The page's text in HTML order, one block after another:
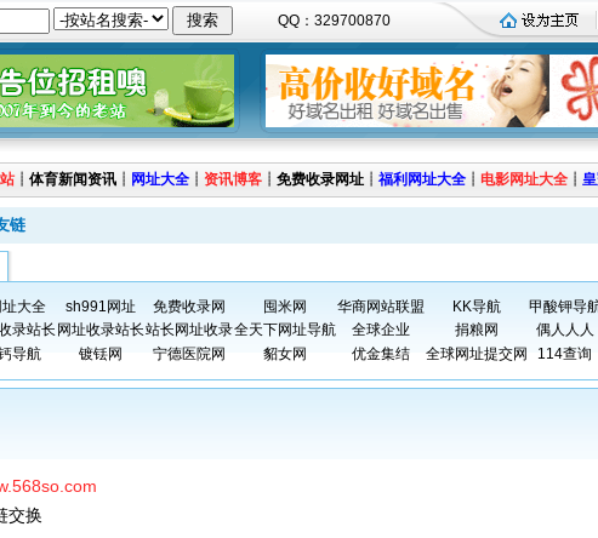
QQ：329700870
┊ 体育新闻资讯 ┊ 网址大全 ┊ 资讯博客 ┊ 免费收录网址 ┊ 福利网址大全 ┊ 电影网址大全 ┊
链
大全 sh991网址 免费收录网 囤米网 华商网站联盟 KK导航
甲酸钾导
录站长 网址收录站长站长网址收录全天下网址导航 全球企业 捐粮网
偶人人人
导航
镀铥网 宁德医院网 貂女网 优金集结 全球网址提交网 114查询
交换